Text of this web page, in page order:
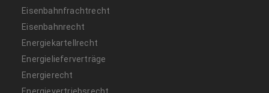
Eisenbahnfrachtrecht
Eisenbahnrecht
Energiekartellrecht
Energielieferverträge
Energierecht
Energievertriebsrecht